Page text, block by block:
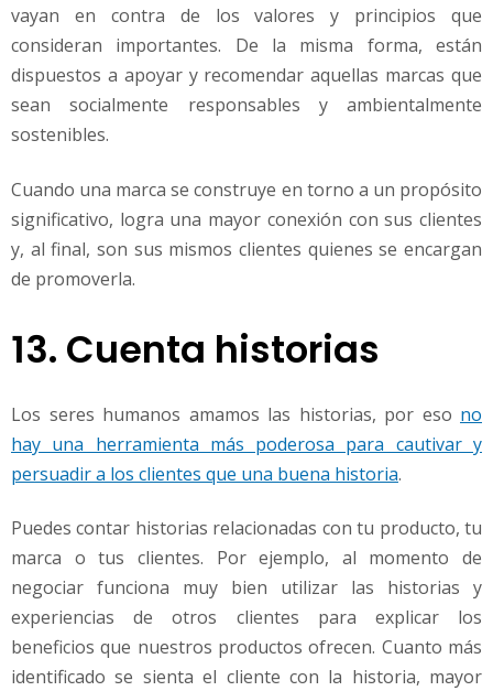
vayan en contra de los valores y principios que
consideran importantes. De la misma forma, están
dispuestos a apoyar y recomendar aquellas marcas que
sean socialmente responsables y ambientalmente
sostenibles.
Cuando una marca se construye en torno a un propósito
significativo, logra una mayor conexión con sus clientes
y, al final, son sus mismos clientes quienes se encargan
de promoverla.
13. Cuenta historias
Los seres humanos amamos las historias, por eso no
hay una herramienta más poderosa para cautivar y
persuadir a los clientes que una buena historia.
Puedes contar historias relacionadas con tu producto, tu
marca o tus clientes. Por ejemplo, al momento de
negociar funciona muy bien utilizar las historias y
experiencias de otros clientes para explicar los
beneficios que nuestros productos ofrecen. Cuanto más
identificado se sienta el cliente con la historia, mayor